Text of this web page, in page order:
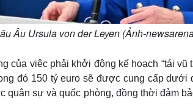
Âu Ursula von der Leyen (Ảnh-
của việc phải khởi động kế hoạch “tái vũ
đó 150 tỷ euro sẽ được cung cấp dưới
quân sự và quốc phòng, đồng thời đảm